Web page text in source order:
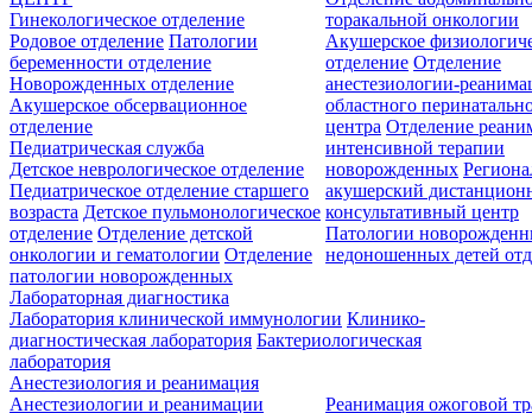
торакальной онкологии
Гинекологическое отделение
Родовое отделение Патологии
беременности отделение
Новорожденных отделение
Акушерское обсервационное
отделение
Акушерское
отделение Отделение
анестезиологии-
областного
центра Отделение
интенсивной терапии
новорожденных
акушерский
консультативный центр
Патологии
недоношенных детей
Педиатрическая служба
Детское неврологическое отделение
Педиатрическое отделение старшего
возраста Детское пульмонологическое
отделение Отделение детской
онкологии и гематологии Отделение
патологии новорожденных
Лабораторная диагностика
Лаборатория клинической иммунологии Клинико-
диагностическая лаборатория Бактериологическая
лаборатория
Анестезиология и реанимация
Анестезиологии и реанимации
Реанимация ожоговой